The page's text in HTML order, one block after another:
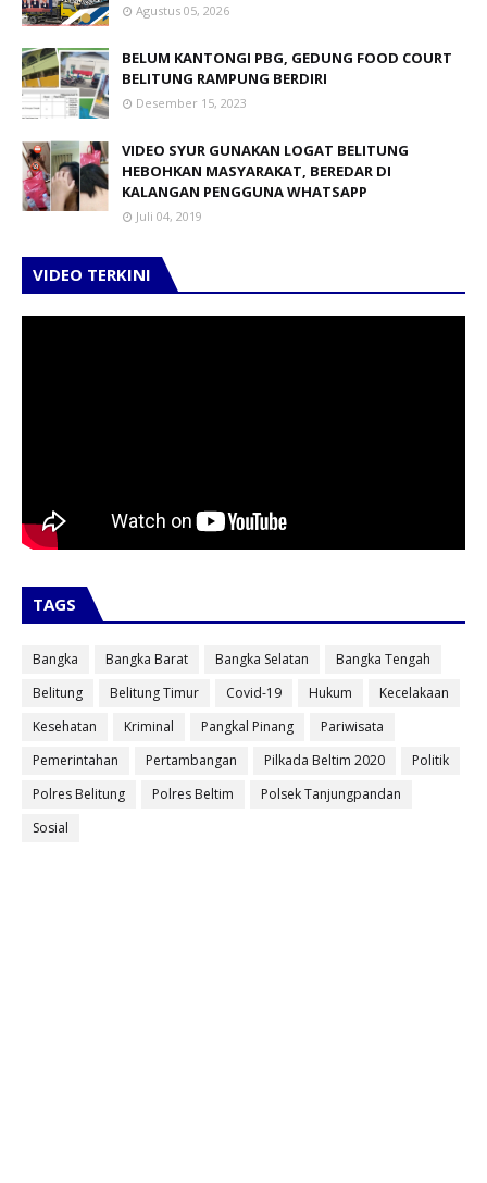
Agustus 05, 2026
BELUM KANTONGI PBG, GEDUNG FOOD COURT
BELITUNG RAMPUNG BERDIRI
Desember 15, 2023
VIDEO SYUR GUNAKAN LOGAT BELITUNG
HEBOHKAN MASYARAKAT, BEREDAR DI
KALANGAN PENGGUNA WHATSAPP
Juli 04, 2019
VIDEO TERKINI
TAGS
Bangka Bangka Barat Bangka Selatan
Bangka Tengah
Belitung
Belitung Timur Covid-19 Hukum
Kecelakaan
Kesehatan
Kriminal Pangkal Pinang
Pariwisata
Pemerintahan
Pertambangan Pilkada Beltim 2020
Politik
Polres Belitung
Polres Beltim
Polsek Tanjungpandan
Sosial